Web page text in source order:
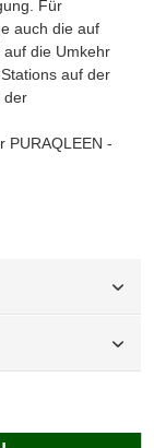
Für
auch die auf
auf die Umkehr
auf der
der
PURAQLEEN -